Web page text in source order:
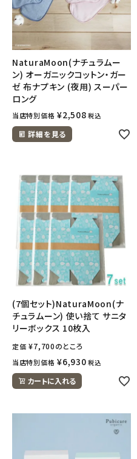
NaturaMoon(ナチュラムー
ン) オーガニックコットン・ガー
ゼ 布ナプキン (夜用) スーパー
ロング
当店特別価格 ¥2,508 税込
詳細を見る
(7個セット)NaturaMoon(ナ
チュラムーン) 使い捨て サニタ
リーボックス 10枚入
定価 ¥7,700のところ
当店特別価格 ¥6,930 税込
カートに入れる